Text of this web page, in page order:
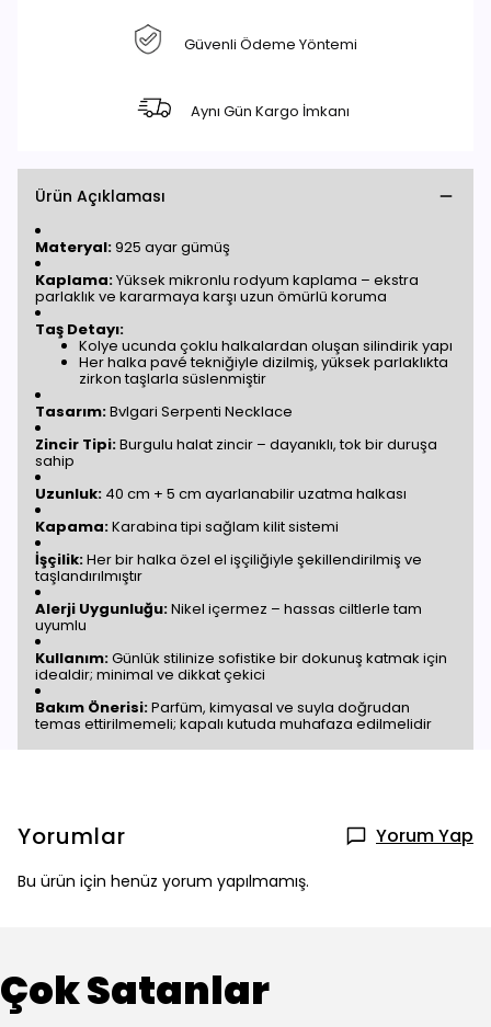
Güvenli Ödeme Yöntemi
Aynı Gün Kargo İmkanı
Ürün Açıklaması
Materyal:925 ayar gümüş
Kaplama:Yüksek mikronlu rodyum kaplama – ekstra
parlaklık ve kararmaya karşı uzun ömürlü koruma
Taş Detayı:
Kolye ucunda çoklu halkalardan oluşan silindirik yapı
Her halka pavé tekniğiyle dizilmiş, yüksek parlaklıkta
zirkon taşlarla süslenmiştir
Tasarım:Bvlgari Serpenti Necklace
Zincir Tipi:Burgulu halat zincir – dayanıklı, tok bir duruşa
sahip
Uzunluk: 40 cm + 5 cm ayarlanabilir uzatma halkası
Kapama:Karabina tipi sağlam kilit sistemi
İşçilik:Her bir halka özel el işçiliğiyle şekillendirilmiş ve
taşlandırılmıştır
Alerji Uygunluğu:Nikel içermez – hassas ciltlerle tam
uyumlu
Kullanım:Günlük stilinize sofistike bir dokunuş katmak için
idealdir; minimal ve dikkat çekici
Bakım Önerisi:Parfüm, kimyasal ve suyla doğrudan
temas ettirilmemeli; kapalı kutuda muhafaza edilmelidir
Yorumlar Yorum Yap
Bu ürün için henüz yorum yapılmamış.
Çok Satanlar